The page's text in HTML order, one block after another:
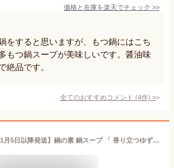
価格と在庫を楽天でチェック >>
をすると思いますが、もつ鍋にはこち
もつ鍋スープが美味しいです。醤油味
絶品です。
全てのおすすめコメント (4件) >
【只今のご注文は1月5日以降発送】鍋の素 鍋スープ 「 香り立つゆず鍋つゆ 1人前×4袋×2セット 濃縮タイプ 」 チョーコー 1000円ポッキリ 送料無料 メール便 鍋つゆ 一人鍋 鍋 一人用 一人暮らし 鍋セット 買いまわり もう一品